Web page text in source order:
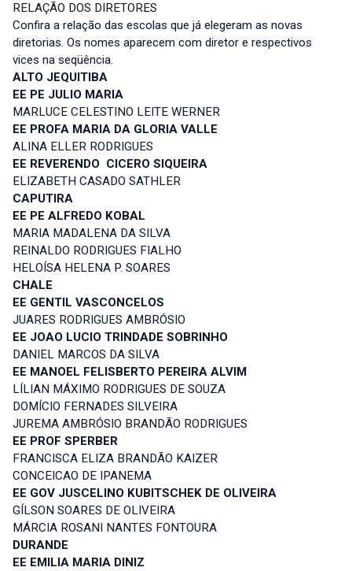
RELAÇÃO DOS DIRETORES
Confira a relação das escolas que já elegeram as novas
diretorias. Os nomes aparecem com diretor e respectivos
vices na seqüência.
ALTO JEQUITIBA
EE PE JULIO MARIA
MARLUCE CELESTINO LEITE WERNER
EE PROFA MARIA DA GLORIA VALLE
ALINA ELLER RODRIGUES
EE REVERENDO CICERO SIQUEIRA
ELIZABETH CASADO SATHLER
CAPUTIRA
EE PE ALFREDO KOBAL
MARIA MADALENA DA SILVA
REINALDO RODRIGUES FIALHO
HELOÍSA HELENA P. SOARES
CHALE
EE GENTIL VASCONCELOS
JUARES RODRIGUES AMBRÓSIO
EE JOAO LUCIO TRINDADE SOBRINHO
DANIEL MARCOS DA SILVA
EE MANOEL FELISBERTO PEREIRA ALVIM
LÍLIAN MÁXIMO RODRIGUES DE SOUZA
DOMÍCIO FERNADES SILVEIRA
JUREMA AMBRÓSIO BRANDÃO RODRIGUES
EE PROF SPERBER
FRANCISCA ELIZA BRANDÃO KAIZER
CONCEICAO DE IPANEMA
EE GOV JUSCELINO KUBITSCHEK DE OLIVEIRA
GÍLSON SOARES DE OLIVEIRA
MÁRCIA ROSANI NANTES FONTOURA
DURANDE
EE EMILIA MARIA DINIZ